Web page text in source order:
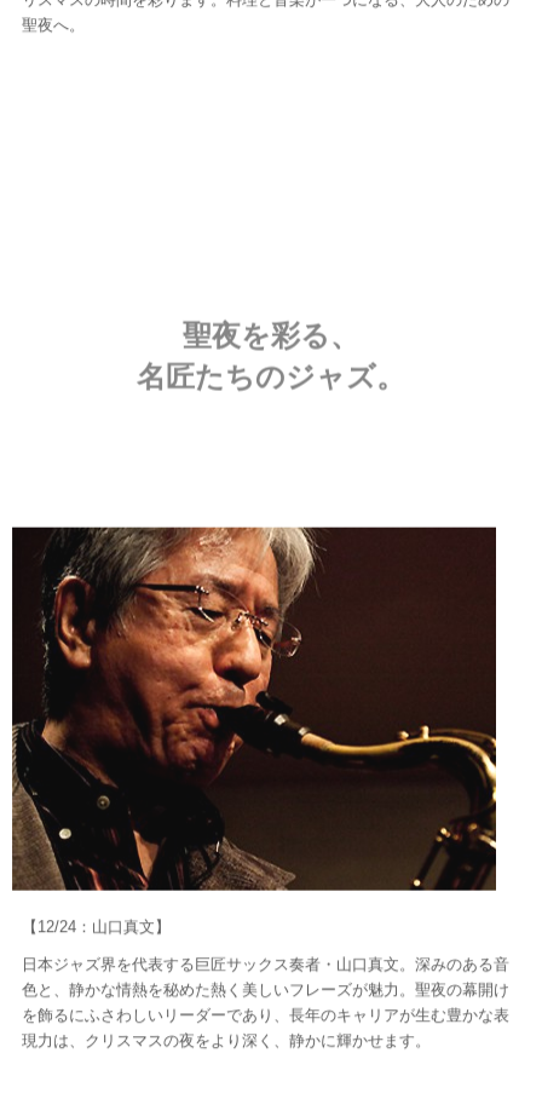
聖夜へ。
聖夜を彩る、
名匠たちのジャズ。
【12/24：山口真文】
日本ジャズ界を代表する巨匠サックス奏者・山口真文。深みのある音
色と、静かな情熱を秘めた熱く美しいフレーズが魅力。聖夜の幕開け
を飾るにふさわしいリーダーであり、長年のキャリアが生む豊かな表
現力は、クリスマスの夜をより深く、静かに輝かせます。